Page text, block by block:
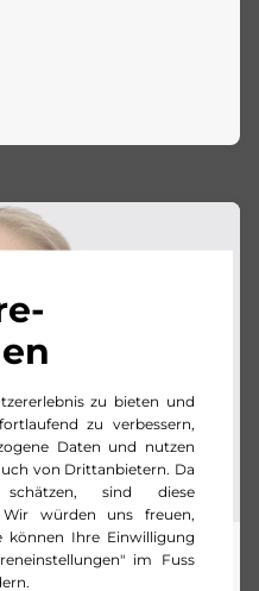
zu bieten und
zu verbessern,
Daten und nutzen
von Drittanbietern. Da
sind diese
Wir würden uns freuen,
können Ihre Einwilligung
im Fuss